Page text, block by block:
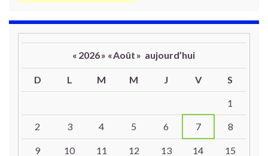
« 2026» «Août » aujourd’hui
D L M M J V S
1
2 3 4 5 6 7 8
9 10 11 12 13 14 15